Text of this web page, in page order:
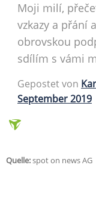
Moji milí,
vzkazy a přání
obrovskou
sdílím s vámi
Gepostet von
September 2019
Quelle:spot on news AG